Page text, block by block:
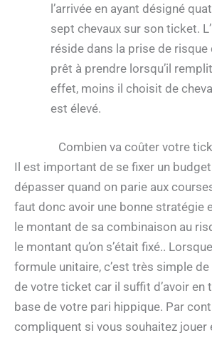
l’arrivée en ayant désigné
sept chevaux sur son ticket.
réside dans la prise de risque
prêt à prendre lorsqu’il
effet, moins il choisit de
est élevé.
Combien va coûter votre
Il est important de se fixer un
dépasser quand on parie aux
faut donc avoir une bonne stratégie
le montant de sa combinaison au
le montant qu’on s’était fixé..
formule unitaire, c’est très simple
de votre ticket car il suffit d’avoir en
base de votre pari hippique. Par
compliquent si vous souhaitez jouer